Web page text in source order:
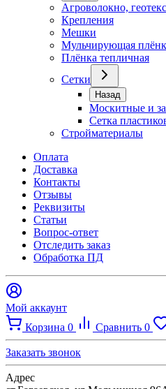
Агроволокно,
Крепления
Мешки
Мульчирующая
Плёнка тепличная
Сетки
Назад
Москитные и
Сетка
Стройматериалы
Оплата
Доставка
Контакты
Отзывы
Реквизиты
Статьи
Вопрос-ответ
Отследить заказ
Обработка ПД
Мой аккаунт
Корзина 0 Сравнить 0
Заказать звонок
Адрес